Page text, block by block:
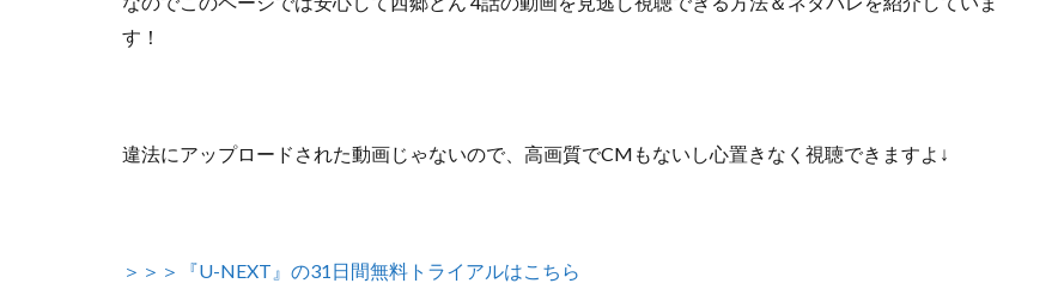
す！
違法にアップロードされた動画じゃないので、高画質でCMもないし心置きなく視聴できますよ↓
＞＞＞『U-NEXT』の31日間無料トライアルはこちら